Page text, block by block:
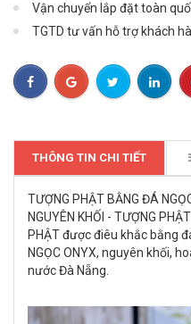
Vận chuyển lắp đặt toàn
TGTD tư vấn hỗ trợ khách
THÔNG TIN CHI TIẾT
TƯỢNG PHẬT BẰNG ĐÁ
NGUYÊN KHỐI - TƯỢNG
PHẬT được điêu khắc bằng
NGỌC ONYX, nguyên khối,
nước Đà Nẵng.